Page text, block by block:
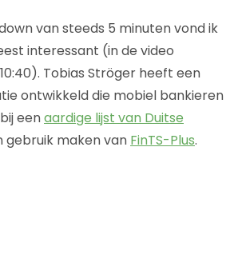
van steeds 5 minuten vond ik
interessant (in de video
Tobias Ströger heeft een
ontwikkeld die mobiel bankieren
eenaardige lijst van Duitse
gebruik maken van FinTS-Plus.